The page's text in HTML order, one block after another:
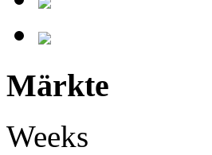
Märkte
Weeks